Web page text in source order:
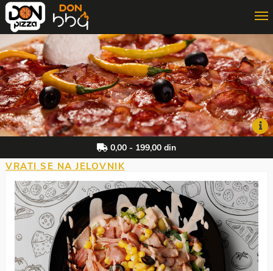
ONLINE PORUČIVANJE
3D PORUČIVANJE
DON MAJSTOR
0,00 - 199,00 din
VRATI SE NA JELOVNIK